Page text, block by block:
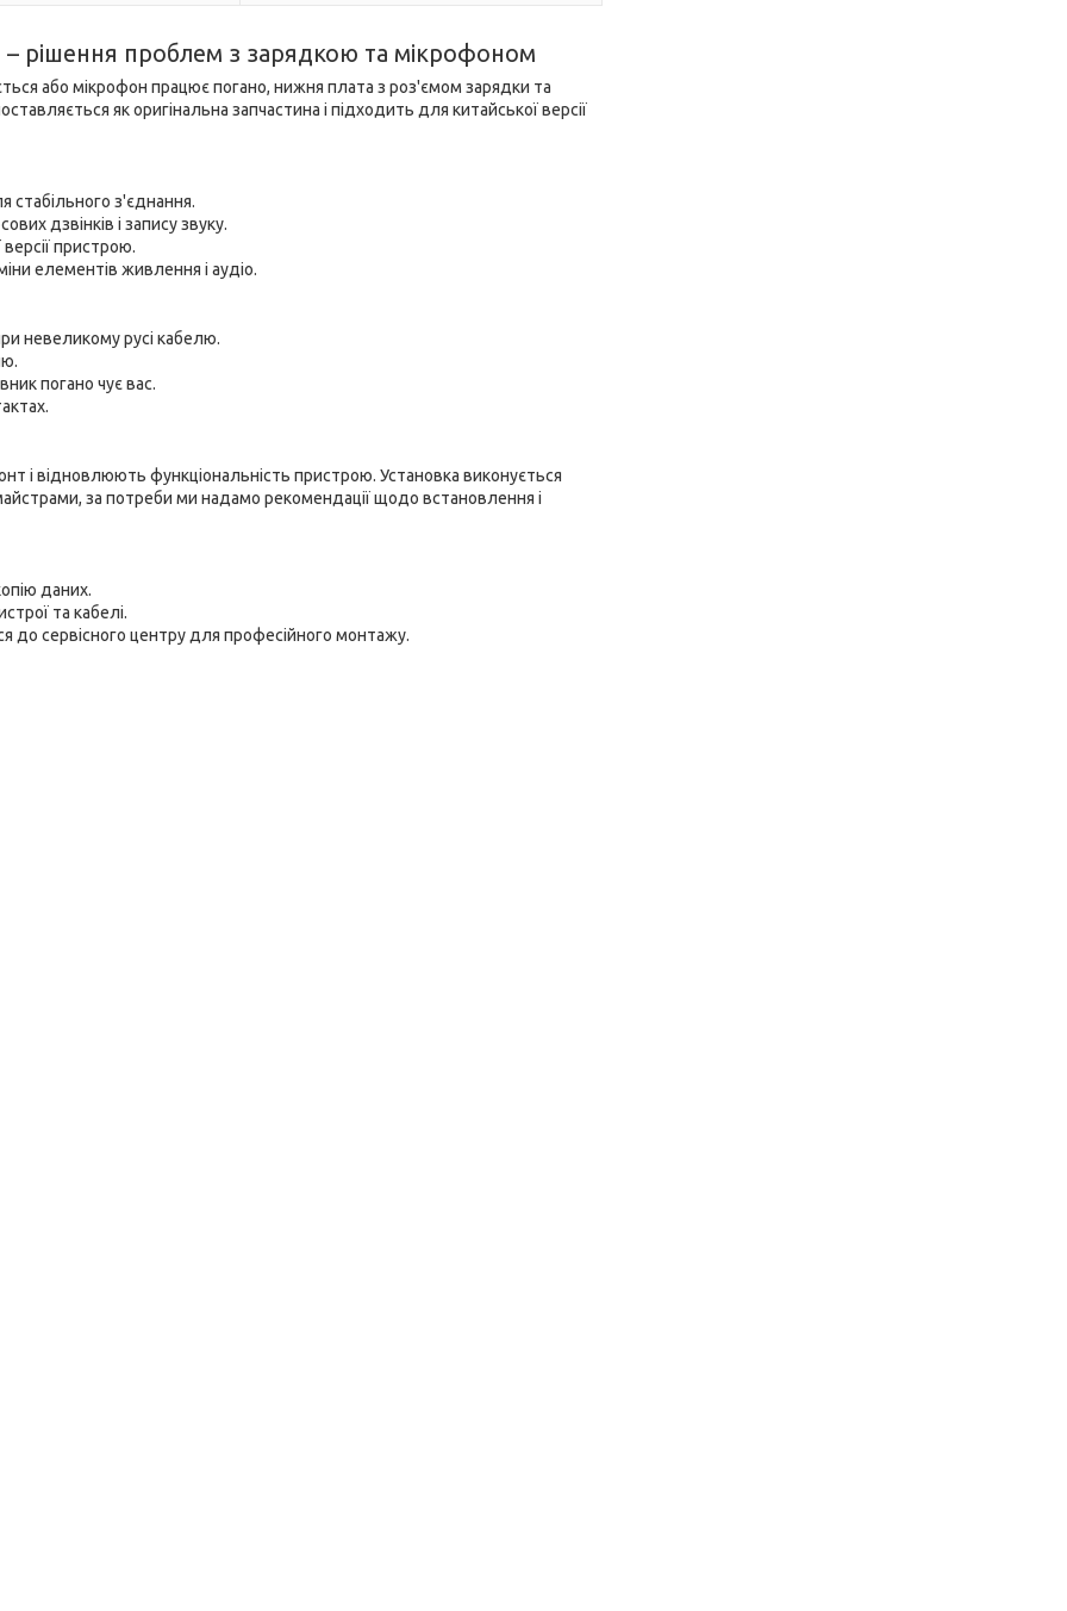
рішення проблем з зарядкою та мікрофоном
або мікрофон працює погано, нижня плата з роз'ємом зарядки та
як оригінальна запчастина і підходить для китайської версії
стабільного з'єднання.
дзвінків і запису звуку.
пристрою.
елементів живлення і аудіо.
невеликому русі кабелю.
погано чує вас.
і відновлюють функціональність пристрою. Установка виконується
за потреби ми надамо рекомендації щодо встановлення і
даних.
та кабелі.
до сервісного центру для професійного монтажу.